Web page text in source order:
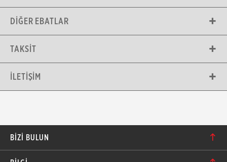
DIĞER EBATLAR
TAKSIT
İLETIŞIM
BIZI BULUN